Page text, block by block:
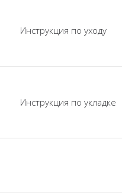
Инструкция по уходу
Инструкция по укладке